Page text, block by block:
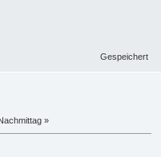
Gespeichert
»